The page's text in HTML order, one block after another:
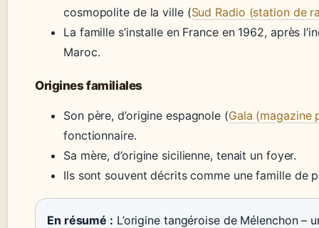
cosmopolite de la ville (Sud Radio (station de
La famille s’installe en France en 1962, après
Maroc.
Origines familiales
Son père, d’origine espagnole (Gala (magazine
fonctionnaire.
Sa mère, d’origine sicilienne, tenait un foyer.
Ils sont souvent décrits comme une famille de
En résumé : L’origine tangéroise de Mélenchon –